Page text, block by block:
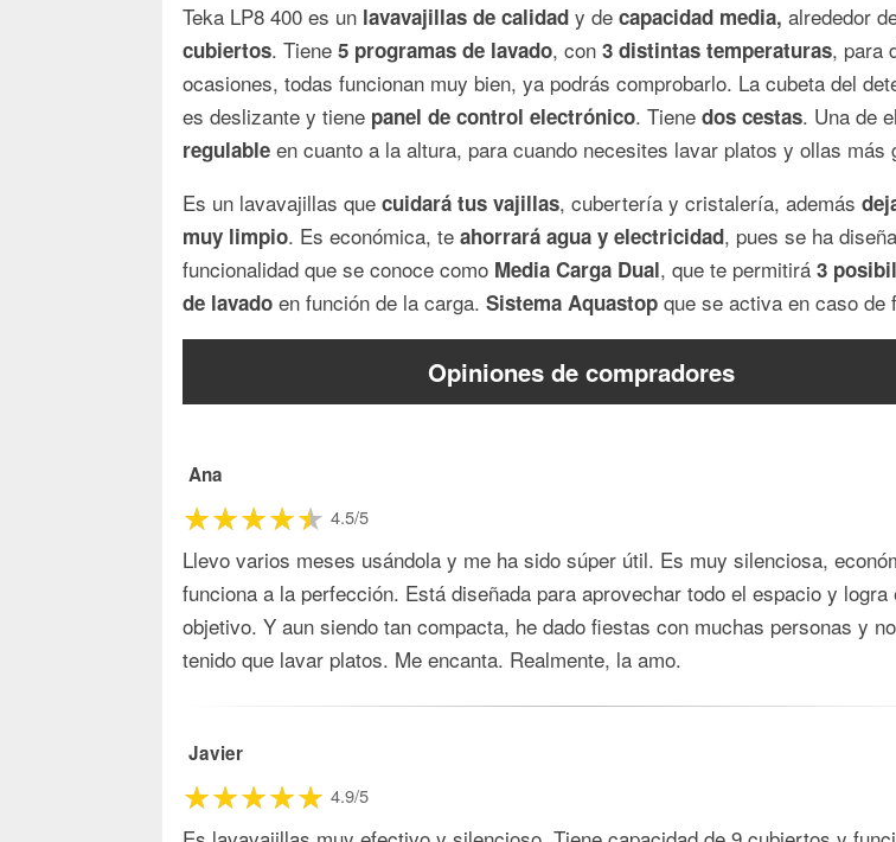
Teka LP8 400 es un lavavajillas de calidad y de capacidad media, alrededor
cubiertos. Tiene 5 programas de lavado, con 3 distintas temperaturas, para
ocasiones, todas funcionan muy bien, ya podrás comprobarlo. La cubeta del
es deslizante y tiene panel de control electrónico. Tiene dos cestas. Una de
regulable en cuanto a la altura, para cuando necesites lavar platos y ollas más
Es un lavavajillas que cuidará tus vajillas, cubertería y cristalería, además
muy limpio. Es económica, te ahorrará agua y electricidad, pues se ha
funcionalidad que se conoce como Media Carga Dual, que te permitirá 3
de lavado en función de la carga. Sistema Aquastop que se activa en caso de
Opiniones de compradores
Ana
4.5/5
Llevo varios meses usándola y me ha sido súper útil. Es muy silenciosa,
funciona a la perfección. Está diseñada para aprovechar todo el espacio y logra
objetivo. Y aun siendo tan compacta, he dado fiestas con muchas personas y
tenido que lavar platos. Me encanta. Realmente, la amo.
Javier
4.9/5